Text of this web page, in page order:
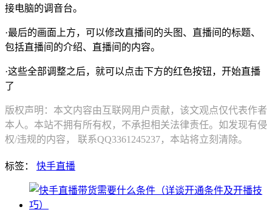
接电脑的调音台。
·最后的画面上方，可以修改直播间的头图、直播间的标题、
包括直播间的介绍、直播间的内容。
·这些全部调整之后，就可以点击下方的红色按钮，开始直播
了
版权声明：本文内容由互联网用户贡献，该文观点仅代表作者
本人。本站不拥有所有权，不承担相关法律责任。如发现有侵
权/违规的内容， 联系QQ3361245237，本站将立刻清除。
标签： 快手直播